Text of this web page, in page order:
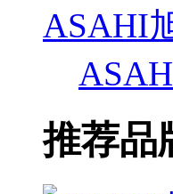
ASAHI
推荐品